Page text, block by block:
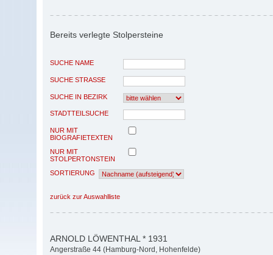
Bereits verlegte Stolpersteine
SUCHE NAME
SUCHE STRASSE
SUCHE IN BEZIRK
STADTTEILSUCHE
NUR MIT
BIOGRAFIETEXTEN
NUR MIT
STOLPERTONSTEIN
SORTIERUNG
zurück zur Auswahlliste
ARNOLD LÖWENTHAL * 1931
Angerstraße 44 (Hamburg-Nord, Hohenfelde)